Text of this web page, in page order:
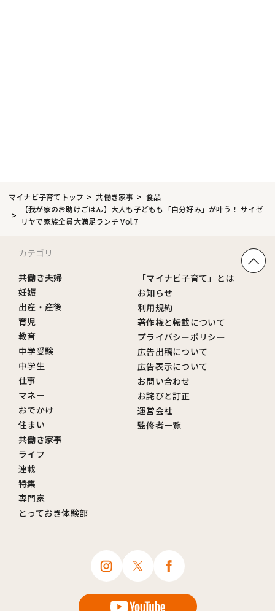
マイナビ子育てトップ 共働き家事
食品
【我が家のお助けごはん】大人も子どもも「自分好み」が叶う！ サイゼ
リヤで家族全員大満足ランチ Vol.7
カテゴリ
共働き夫婦
妊娠
出産・産後
育児
教育
中学受験
中学生
仕事
マネー
おでかけ
住まい
共働き家事
ライフ
連載
特集
専門家
とっておき体験部
「マイナビ子育て」とは
お知らせ
利用規約
著作権と転載について
プライバシーポリシー
広告出稿について
広告表示について
お問い合わせ
お詫びと訂正
運営会社
監修者一覧